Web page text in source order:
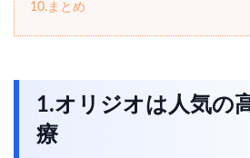
10.まとめ
1.オリジオは人気の
療